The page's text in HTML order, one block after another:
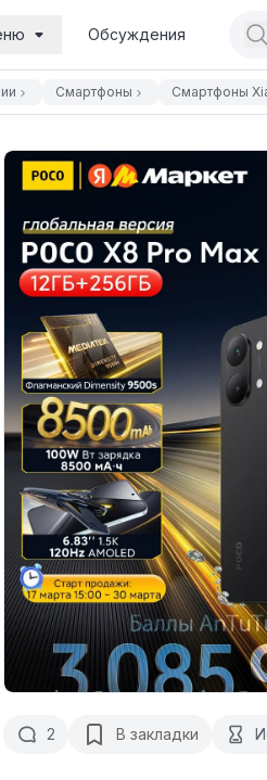
Обсуждения
Смартфоны Смартфоны
2 В закладки